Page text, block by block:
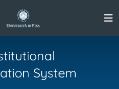
System